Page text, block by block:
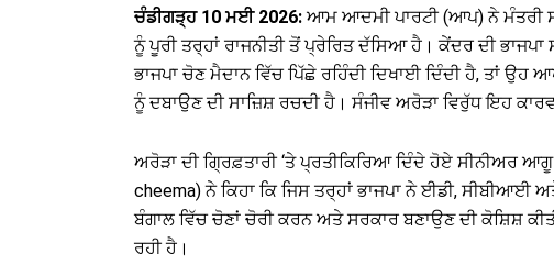
ਚੰਡੀਗੜ੍ਹ 10 ਮਈ 2026: ਆਮ ਆਦਮੀ ਪਾਰਟੀ (ਆਪ) ਨੇ ਮੰਤਰੀ
ਨੂੰ ਪੂਰੀ ਤਰ੍ਹਾਂ ਰਾਜਨੀਤੀ ਤੋਂ ਪ੍ਰੇਰਿਤ ਦੱਸਿਆ ਹੈ। ਕੇਂਦਰ ਦੀ
ਭਾਜਪਾ ਚੋਣ ਮੈਦਾਨ ਵਿੱਚ ਪਿੱਛੇ ਰਹਿੰਦੀ ਦਿਖਾਈ ਦਿੰਦੀ ਹੈ, ਤਾਂ
ਨੂੰ ਦਬਾਉਣ ਦੀ ਸਾਜ਼ਿਸ਼ ਰਚਦੀ ਹੈ। ਸੰਜੀਵ ਅਰੋੜਾ ਵਿਰੁੱਧ ਇਹ
ਅਰੋੜਾ ਦੀ ਗ੍ਰਿਫ਼ਤਾਰੀ ‘ਤੇ ਪ੍ਰਤੀਕਿਰਿਆ ਦਿੰਦੇ ਹੋਏ ਸੀਨੀਅਰ
cheema) ਨੇ ਕਿਹਾ ਕਿ ਜਿਸ ਤਰ੍ਹਾਂ ਭਾਜਪਾ ਨੇ ਈਡੀ,
ਬੰਗਾਲ ਵਿੱਚ ਚੋਣਾਂ ਚੋਰੀ ਕਰਨ ਅਤੇ ਸਰਕਾਰ ਬਣਾਉਣ ਦੀ ਕੋਸ਼ਿਸ਼
ਰਹੀ ਹੈ।